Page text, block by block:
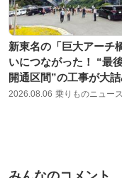
新東名の「巨大アーチ
いにつながった！ “最
開通区間”の工事が大
2026.08.06 乗りものニュース